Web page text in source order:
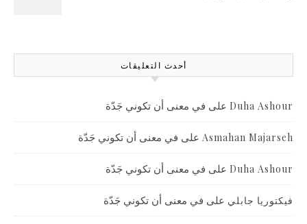
أحدث التعليقات
Duha Ashour على في معنى أن تكوني جَدّة
Asmahan Majarseh على في معنى أن تكوني جَدّة
Duha Ashour على في معنى أن تكوني جَدّة
فيكتوريا جابلي على في معنى أن تكوني جَدّة